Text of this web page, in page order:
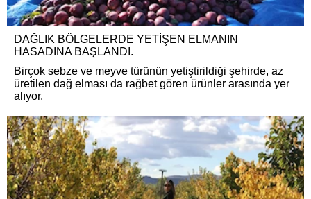
DAĞLIK BÖLGELERDE YETİŞEN ELMANIN
HASADINA BAŞLANDI.
Birçok sebze ve meyve türünün yetiştirildiği şehirde, az
üretilen dağ elması da rağbet gören ürünler arasında yer
alıyor.